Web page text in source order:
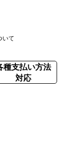
いて
種支払い方法
対応